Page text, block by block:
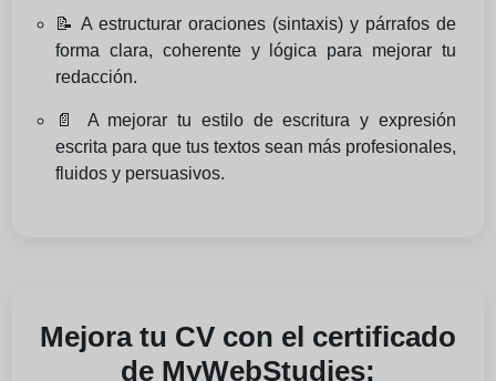
📝 A estructurar oraciones (sintaxis) y párrafos de
forma clara, coherente y lógica para mejorar tu
redacción.
📄 A mejorar tu estilo de escritura y expresión
escrita para que tus textos sean más profesionales,
fluidos y persuasivos.
Mejora tu CV con el certificado
de MyWebStudies: